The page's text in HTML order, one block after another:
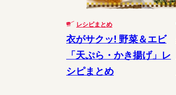
レシピまとめ
衣がサクッ! 野菜＆エビ
「天ぷら・かき揚げ」レ
シピまとめ